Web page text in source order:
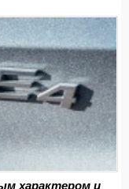
характером и